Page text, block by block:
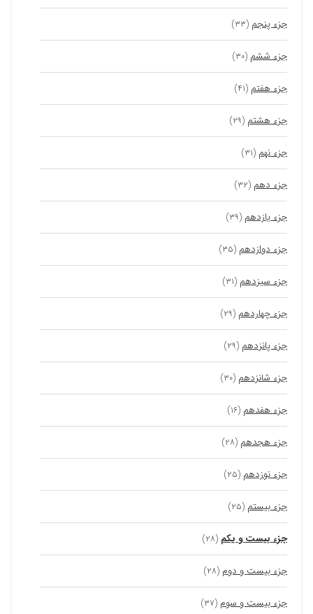
جزء پنجم (۳۳)
جزء ششم (۳۰)
جزء هفتم (۴۱)
جزء هشتم (۲۹)
جزء نهم (۳۱)
جزء دهم (۳۲)
جزء یازدهم (۳۹)
جزء دوازدهم (۳۵)
جزء سیزدهم (۳۱)
جزء چهاردهم (۲۹)
جزء پانزدهم (۲۹)
جزء شانزدهم (۳۰)
جزء هفدهم (۱۶)
جزء هجدهم (۲۸)
جزء نوزدهم (۲۵)
جزء بیستم (۲۵)
جزء بیست و یکم (۲۸)
جزء بیست و دوم (۲۸)
جزء بیست و سوم (۳۷)